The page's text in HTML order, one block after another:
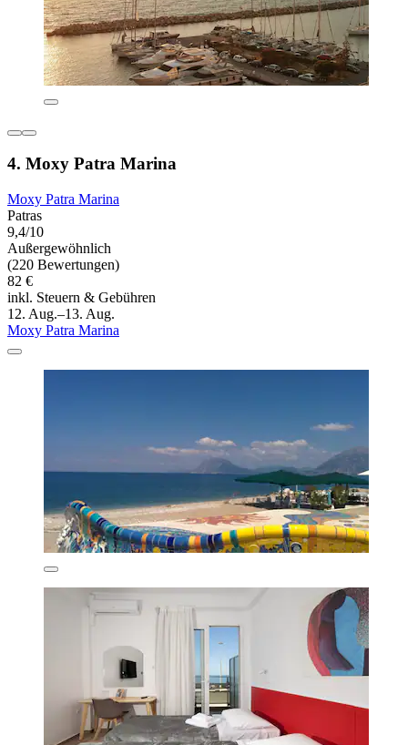
4. Moxy Patra Marina
Moxy Patra Marina
Patras
9,4/10
Außergewöhnlich
(220 Bewertungen)
82 €
inkl. Steuern & Gebühren
12. Aug.–13. Aug.
Moxy Patra Marina